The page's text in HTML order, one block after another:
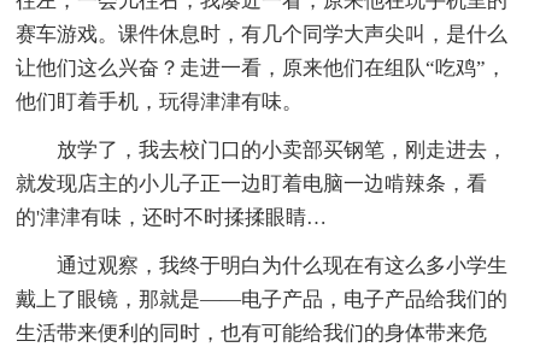
赛车游戏。课件休息时，有几个同学大声尖叫，是什么
让他们这么兴奋？走进一看，原来他们在组队“吃鸡”，
他们盯着手机，玩得津津有味。
放学了，我去校门口的小卖部买钢笔，刚走进去，
就发现店主的小儿子正一边盯着电脑一边啃辣条，看
的'津津有味，还时不时揉揉眼睛…
通过观察，我终于明白为什么现在有这么多小学生
戴上了眼镜，那就是——电子产品，电子产品给我们的
生活带来便利的同时，也有可能给我们的身体带来危